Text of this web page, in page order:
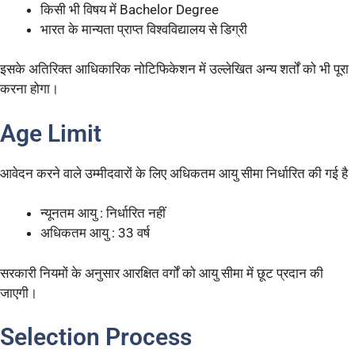
किसी भी विषय में Bachelor Degree
भारत के मान्यता प्राप्त विश्वविद्यालय से डिग्री
इसके अतिरिक्त आधिकारिक नोटिफिकेशन में उल्लेखित अन्य शर्तों को भी पूरा
करना होगा।
Age Limit
आवेदन करने वाले उम्मीदवारों के लिए अधिकतम आयु सीमा निर्धारित की गई है
न्यूनतम आयु : निर्धारित नहीं
अधिकतम आयु : 33 वर्ष
सरकारी नियमों के अनुसार आरक्षित वर्गों को आयु सीमा में छूट प्रदान की
जाएगी।
Selection Process